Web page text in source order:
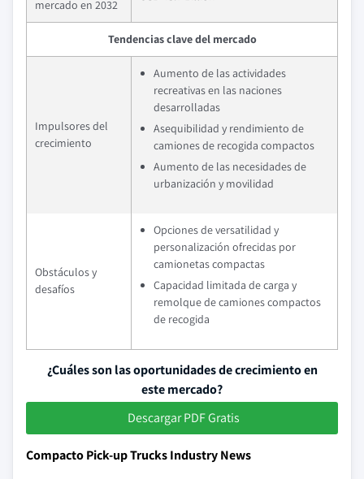
mercado en 2032
Tendencias clave del mercado
Impulsores del
crecimiento
Aumento de las actividades
recreativas en las naciones
desarrolladas
Asequibilidad y rendimiento de
camiones de recogida compactos
Aumento de las necesidades de
urbanización y movilidad
Obstáculos y
desafíos
Opciones de versatilidad y
personalización ofrecidas por
camionetas compactas
Capacidad limitada de carga y
remolque de camiones compactos
de recogida
¿Cuáles son las oportunidades de crecimiento en
este mercado?
Descargar PDF Gratis
Compacto Pick-up Trucks Industry News